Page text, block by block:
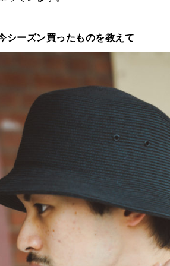
シーズン買ったものを教えて